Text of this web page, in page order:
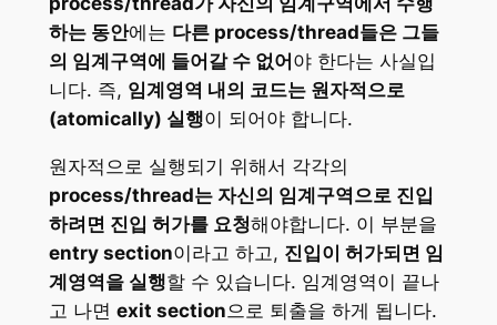
하는 동안에는 다른 process/thread들은 그들
의 임계구역에 들어갈 수 없어 야 한다는 사실입
니다. 즉, 임계영역 내의 코드는 원자적으로
(atomically) 실행이 되어야 합니다.
원자적으로 실행되기 위해서 각각의
process/thread는 자신의 임계구역으로 진입
하려면 진입 허가를 요청해야합니다. 이 부분을
entry section이라고 하고, 진입이 허가되면 임
계영역을 실행할 수 있습니다. 임계영역이 끝나
고 나면 exit section으로 퇴출을 하게 됩니다.